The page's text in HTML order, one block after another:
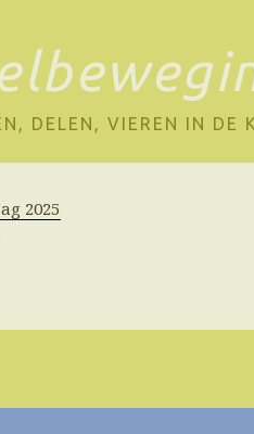
DELEN, VIEREN IN DE
2025